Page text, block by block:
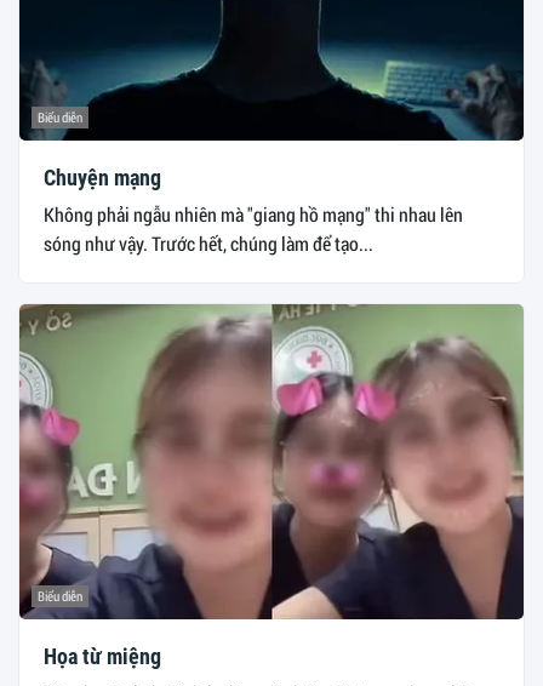
Biểu diễn
Chuyện mạng
Không phải ngẫu nhiên mà "giang hồ mạng" thi nhau lên
sóng như vậy. Trước hết, chúng làm để tạo...
Biểu diễn
Họa từ miệng